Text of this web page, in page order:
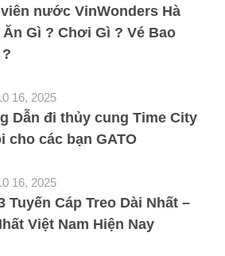
nước VinWonders Hà
Gì ? Chơi Gì ? Vé Bao
16, 2025
Dẫn đi thủy cung Time City
cho các bạn GATO
16, 2025
Tuyến Cáp Treo Dài Nhất –
Việt Nam Hiện Nay